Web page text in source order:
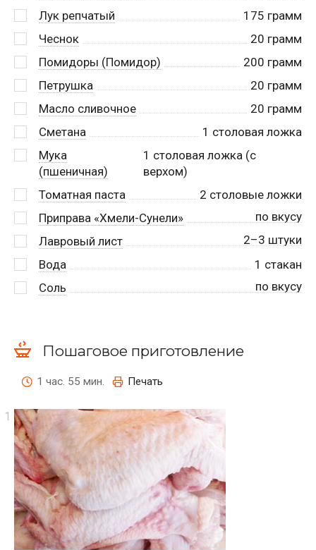
Лук репчатый
175 грамм
Чеснок
20 грамм
Помидоры (Помидор)
200 грамм
Петрушка
20 грамм
Масло сливочное
20 грамм
Сметана
1 столовая ложка
Мука
(пшеничная)
1 столовая ложка (с
верхом)
Томатная паста
2 столовые ложки
Приправа «Хмели-Сунели»
по вкусу
Лавровый лист
2–3 штуки
Вода
1 стакан
Соль
по вкусу
Пошаговое приготовление
1 час. 55 мин. Печать